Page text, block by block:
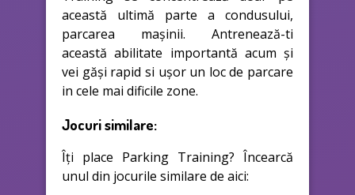
această ultimă parte a condusului,
parcarea mașinii. Antrenează-ti
această abilitate importantă acum și
vei găși rapid si ușor un loc de parcare
in cele mai dificile zone.
Jocuri similare:
Îți place Parking Training? Încearcă
unul din jocurile similare de aici: